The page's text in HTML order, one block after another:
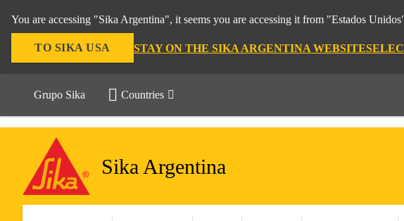
You are accessing "Sika Argentina", it seems you are accessing it from "Estados
TO SIKA USA STAY ON THE SIKA ARGENTINA WEBSITE
Grupo Sika Countries
Sika Argentina